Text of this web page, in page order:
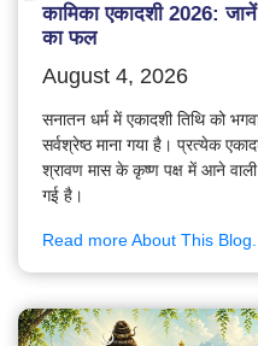
कामिका एकादशी 2026:
का फल
August 4, 2026
सनातन धर्म में एकादशी तिथि को
सर्वश्रेष्ठ माना गया है। प्रत्येक
श्रावण मास के कृष्ण पक्ष में आने वाली
गई है।
Read more About This Blog...